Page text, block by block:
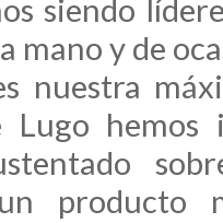
siendo
mano y de
nuestra
Lugo
producto